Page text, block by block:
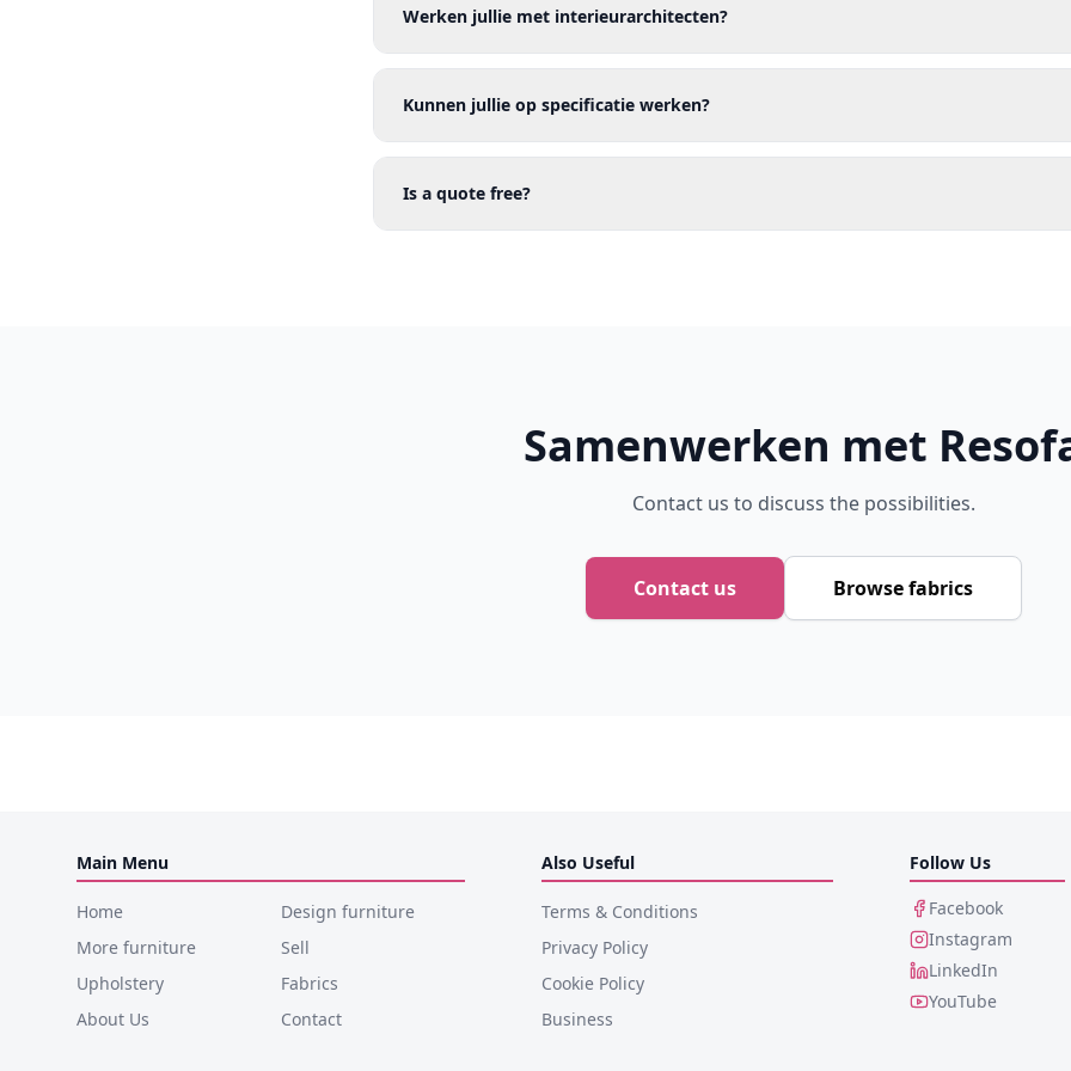
Werken jullie met interieurarchitecten?
Kunnen jullie op specificatie werken?
Is a quote free?
Samenwerken met
Contact us to discuss the possibilities.
Contact us Browse fabrics
Main Menu
Home
Design furniture
More furniture
Sell
Upholstery
Fabrics
About Us
Contact
Also Useful
Terms & Conditions
Privacy Policy
Cookie Policy
Business
Follow Us
Facebook
Instagram
LinkedIn
YouTube